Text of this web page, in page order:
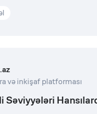
və inkişaf platforması
Səviyyələri